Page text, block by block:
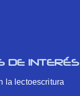
DE INTERÉS
la lectoescritura